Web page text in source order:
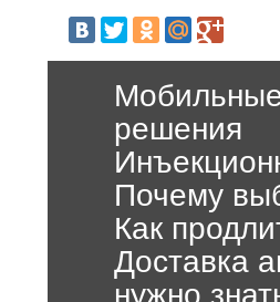
решения
Почему
Как
Доставка
нужно